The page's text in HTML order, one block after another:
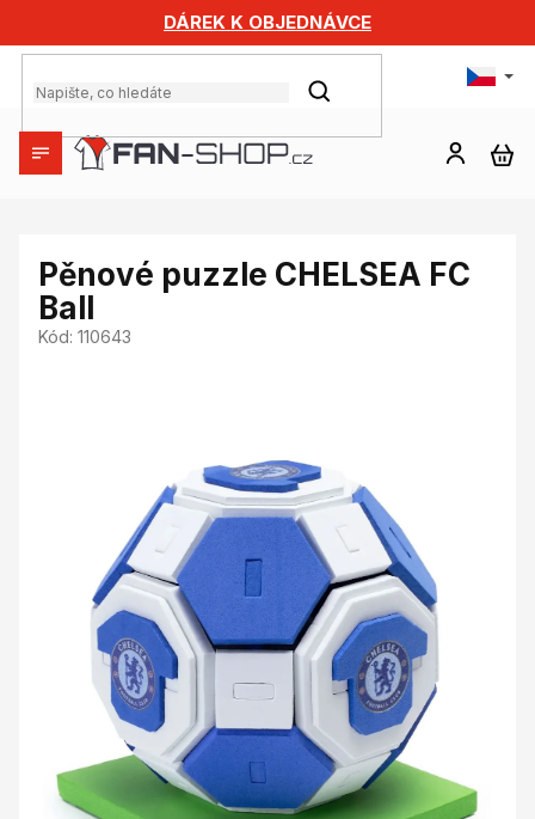
obsah
DÁREK K OBJEDNÁVCE
HLEDAT
Pěnové puzzle CHELSEA FC
Ball
Kód: 110643